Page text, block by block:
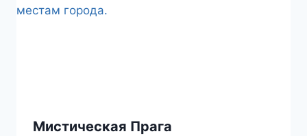
Мистическая Прага